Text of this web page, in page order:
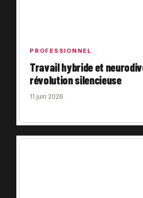
PROFESSIONNEL
Travail hybride et
révolution silencieuse
11 juin 2026